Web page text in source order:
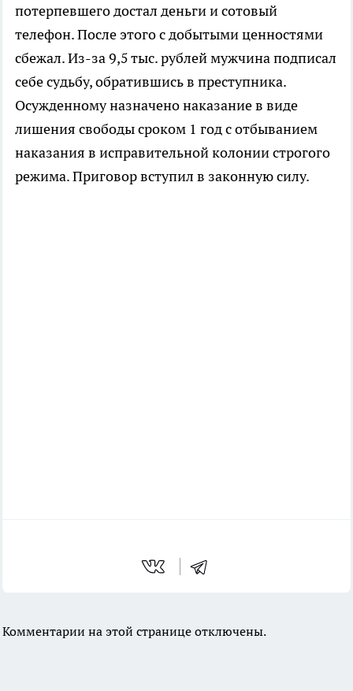
потерпевшего достал деньги и сотовый
телефон. После этого с добытыми ценностями
сбежал. Из-за 9,5 тыс. рублей мужчина подписал
себе судьбу, обратившись в преступника.
Осужденному назначено наказание в виде
лишения свободы сроком 1 год с отбыванием
наказания в исправительной колонии строгого
режима. Приговор вступил в законную силу.
Комментарии на этой странице отключены.